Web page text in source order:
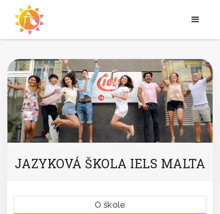
JAZYKOVÁ ŠKOLA IELS MALTA
O škole